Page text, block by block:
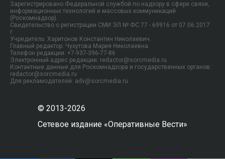
Зарегистрировано Федеральной службой по надзору в сфере связи,
информационных технологий и массовых коммуникаций
(Роскомнадзор).
Свидетельство о регистрации СМИ ЭЛ № ФС 77 - 69916 от 07.06.2017
г.
Учредитель: Харитонов Константин Николаевич.
Главный редактор: Чухутова Мария Николаевна.
Телефон редакции: +7-937-396-77-86
Электронный адрес редакции: redactor@sorcmedia.ru
Контактные данные для Роскомнадзора и государственных органов:
redactor@sorcmedia.ru
Для рекламодателей: adv@sorcmedia.ru
© 2013-2026
Сетевое издание «Оперативные Вести»